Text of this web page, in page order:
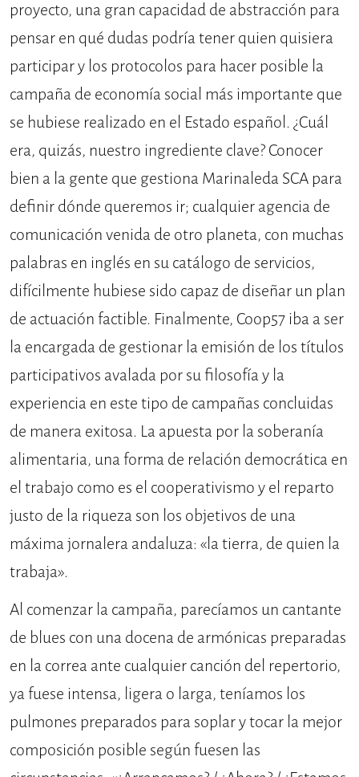
proyecto, una gran capacidad de abstracción para
pensar en qué dudas podría tener quien quisiera
participar y los protocolos para hacer posible la
campaña de economía social más importante que
se hubiese realizado en el Estado español. ¿Cuál
era, quizás, nuestro ingrediente clave? Conocer
bien a la gente que gestiona Marinaleda SCA para
definir dónde queremos ir; cualquier agencia de
comunicación venida de otro planeta, con muchas
palabras en inglés en su catálogo de servicios,
difícilmente hubiese sido capaz de diseñar un plan
de actuación factible. Finalmente, Coop57 iba a ser
la encargada de gestionar la emisión de los títulos
participativos avalada por su filosofía y la
experiencia en este tipo de campañas concluidas
de manera exitosa. La apuesta por la soberanía
alimentaria, una forma de relación democrática en
el trabajo como es el cooperativismo y el reparto
justo de la riqueza son los objetivos de una
máxima jornalera andaluza: «la tierra, de quien la
trabaja».
Al comenzar la campaña, parecíamos un cantante
de blues con una docena de armónicas preparadas
en la correa ante cualquier canción del repertorio,
ya fuese intensa, ligera o larga, teníamos los
pulmones preparados para soplar y tocar la mejor
composición posible según fuesen las